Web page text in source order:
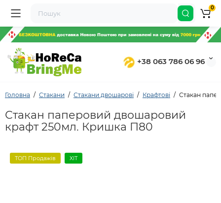
+38 063 786 06 96
0
Головна Стакани Стакани двошарові Крафтові Стакан
Стакан паперовий двошаровий
крафт 250мл. Кришка П80
ТОП Продажів ХІТ